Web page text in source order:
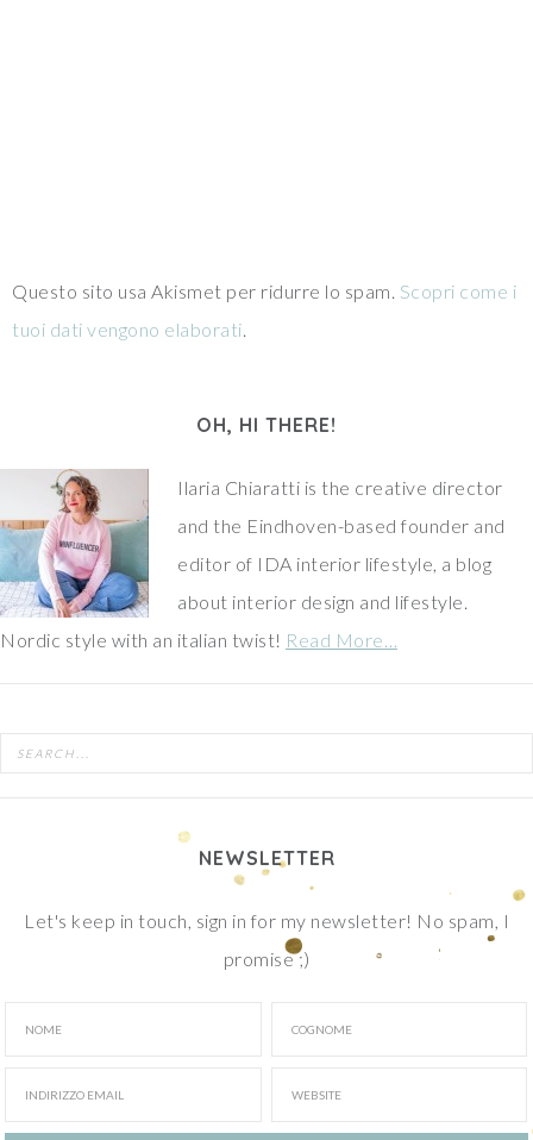
Questo sito usa Akismet per ridurre lo spam. Scopri come i
tuoi dati vengono elaborati
OH, HI THERE!
Ilaria Chiaratti is the creative director
and the Eindhoven-based founder and
editor of IDA interior lifestyle, a blog
about interior design and lifestyle.
Nordic style with an italian twist! Read More…
NEWSLETTER
Let's keep in touch, sign in for my newsletter! No spam, I
promise ;)